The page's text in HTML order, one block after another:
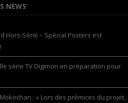
NEWS
Hors-Série – Spécial Posters est
série TV Digimon en préparation pour
: « Lors des prémices du projet,